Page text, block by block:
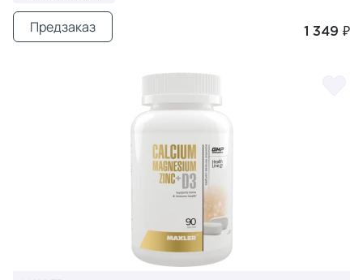
1 349 ₽
Предзаказ